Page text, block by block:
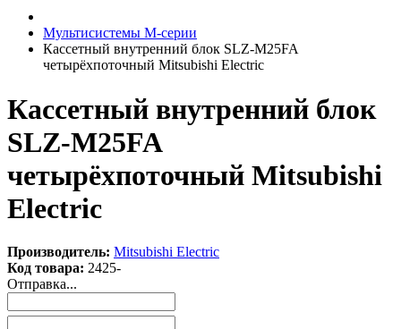
Мультисистемы M-серии
Кассетный внутренний блок SLZ-M25FA
четырёхпоточный Mitsubishi Electric
Кассетный внутренний блок
SLZ-M25FA
четырёхпоточный Mitsubishi
Electric
Производитель: Mitsubishi Electric
Код товара: 2425-
Отправка...